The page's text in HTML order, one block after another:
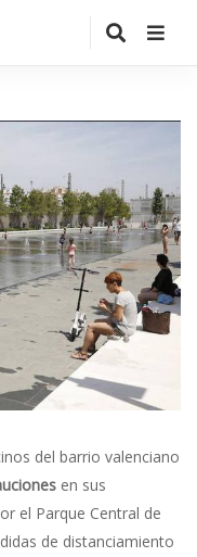
del barrio valenciano
en sus
el Parque Central de
de distanciamiento